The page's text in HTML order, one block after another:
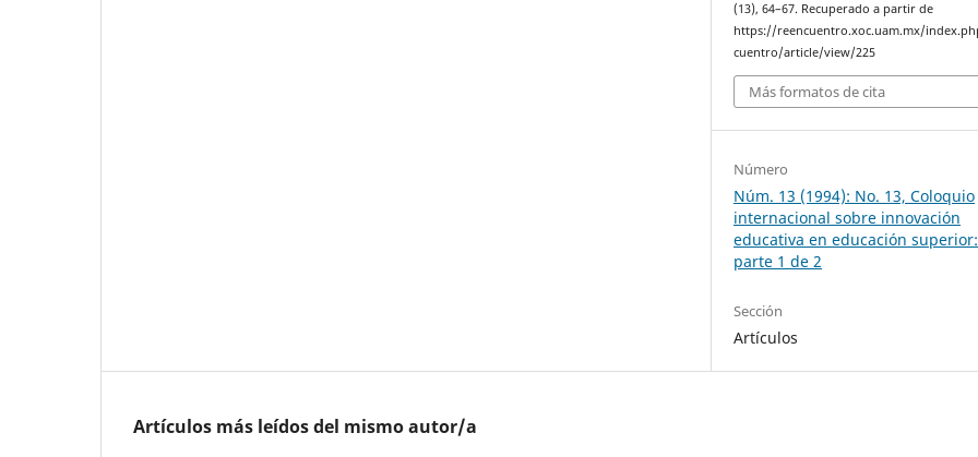
(13), 64–67. Recuperado a partir de
https://reencuentro.xoc.uam.mx/
cuentro/article/view/225
Más formatos de cita
Número
Núm. 13 (1994): No. 13, Coloquio
internacional sobre innovación
educativa en educación superior:
parte 1 de 2
Sección
Artículos
Artículos más leídos del mismo autor/a